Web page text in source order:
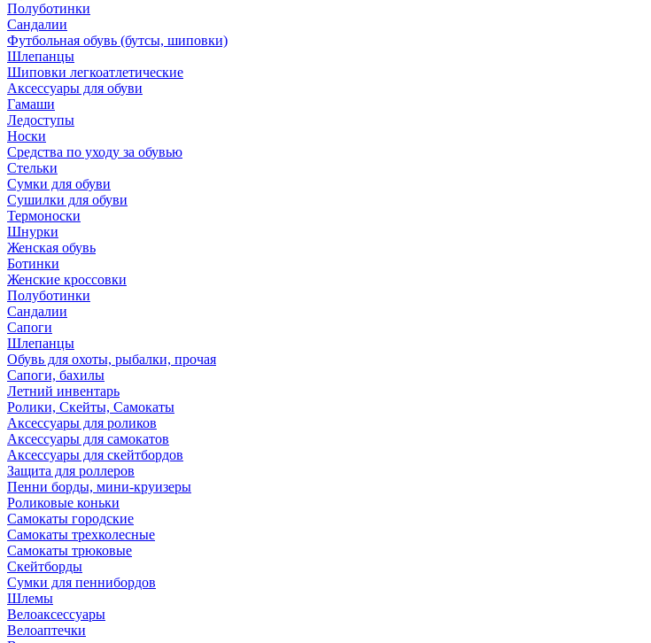
Полуботинки
Сандалии
Футбольная обувь (бутсы, шиповки)
Шлепанцы
Шиповки легкоатлетические
Аксессуары для обуви
Гамаши
Ледоступы
Носки
Средства по уходу за обувью
Стельки
Сумки для обуви
Сушилки для обуви
Термоноски
Шнурки
Женская обувь
Ботинки
Женские кроссовки
Полуботинки
Сандалии
Сапоги
Шлепанцы
Обувь для охоты, рыбалки, прочая
Сапоги, бахилы
Летний инвентарь
Ролики, Скейты, Самокаты
Аксессуары для роликов
Аксессуары для самокатов
Аксессуары для скейтбордов
Защита для роллеров
Пенни борды, мини-круизеры
Роликовые коньки
Самокаты городские
Самокаты трехколесные
Самокаты трюковые
Скейтборды
Сумки для пеннибордов
Шлемы
Велоаксессуары
Велоаптечки